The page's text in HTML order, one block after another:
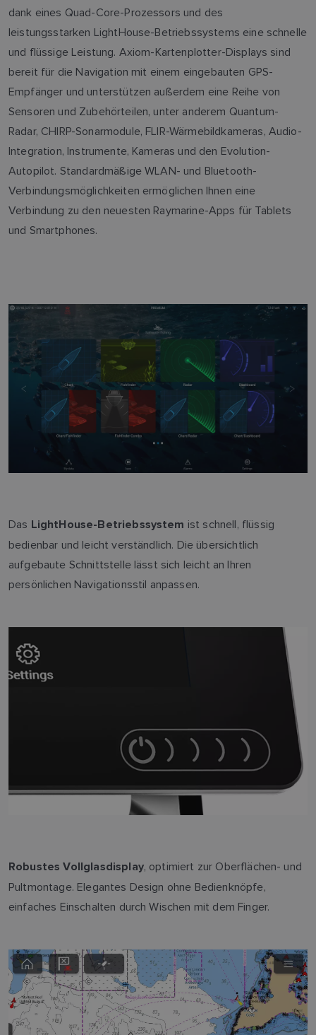
dank eines Quad-Core-Prozessors und des
leistungsstarken LightHouse-Betriebssystems eine schnelle
und flüssige Leistung. Axiom-Kartenplotter-Displays sind
bereit für die Navigation mit einem eingebauten GPS-
Empfänger und unterstützen außerdem eine Reihe von
Sensoren und Zubehörteilen, unter anderem Quantum-
Radar, CHIRP-Sonarmodule, FLIR-Wärmebildkameras, Audio-
Integration, Instrumente, Kameras und den Evolution-
Autopilot. Standardmäßige WLAN- und Bluetooth-
Verbindungsmöglichkeiten ermöglichen Ihnen eine
Verbindung zu den neuesten Raymarine-Apps für Tablets
und Smartphones.
Das LightHouse-Betriebssystem ist schnell, flüssig
bedienbar und leicht verständlich. Die übersichtlich
aufgebaute Schnittstelle lässt sich leicht an Ihren
persönlichen Navigationsstil anpassen.
Robustes Vollglasdisplay, optimiert zur Oberflächen- und
Pultmontage. Elegantes Design ohne Bedienknöpfe,
einfaches Einschalten durch Wischen mit dem Finger.